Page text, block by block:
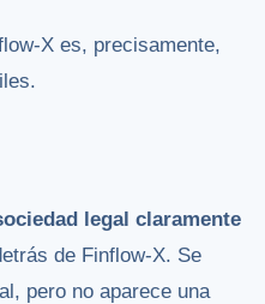
X es, precisamente,
legal claramente
de Finflow-X. Se
pero no aparece una